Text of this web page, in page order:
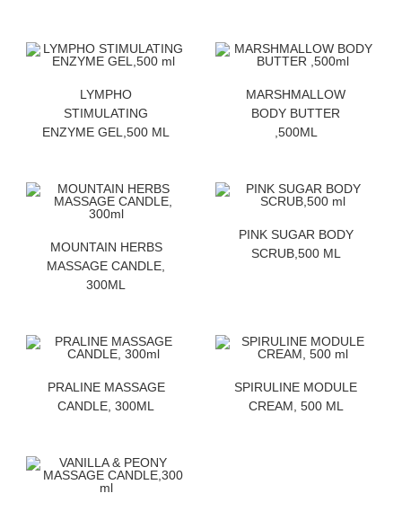
LYMPHO
STIMULATING
ENZYME GEL,500 ML
MARSHMALLOW
BODY BUTTER
,500ML
MOUNTAIN HERBS
MASSAGE CANDLE,
300ML
PINK SUGAR BODY
SCRUB,500 ML
PRALINE MASSAGE
CANDLE, 300ML
SPIRULINE MODULE
CREAM, 500 ML